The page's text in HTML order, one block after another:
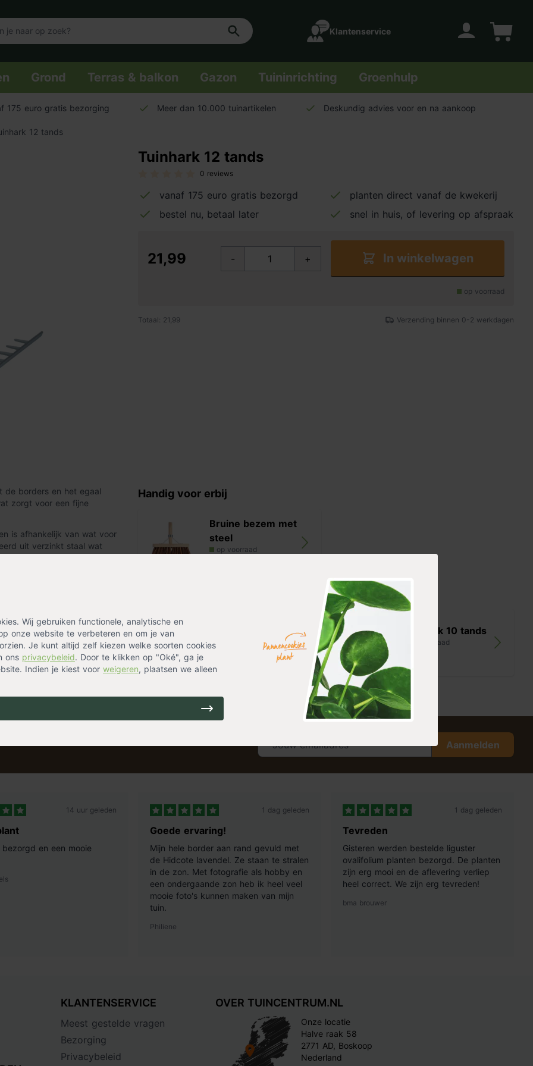
Klantenservice
Grond Terras & balkon Gazon Tuininrichting Groenhulp
Wij gebruiken functionele, analytische en
onze website te verbeteren en om je van
Je kunt altijd zelf kiezen welke soorten cookies
ons privacybeleid. Door te klikken op "Oké", ga je
Indien je kiest voor weigeren, plaatsen we alleen
175 euro gratis bezorging Meer dan 10.000 tuinartikelen Deskundig advies voor en na aankoop
12 tands
Tuinhark 12 tands
0 reviews
vanaf 175 euro gratis bezorgd
planten direct vanaf de kwekerij
bestel nu, betaal later
snel in huis, of levering op afspraak
21,99 - + In winkelwagen
op voorraad
Totaal: 21,99 Verzending binnen 0-2 werkdagen
de borders en het egaal
zorgt voor een fijne
is afhankelijk van wat voor
uit verzinkt staal wat
Handig voor erbij
Bruine bezem met
steel
op voorraad
Tuinhark 10 tands
op voorraad
Laat je emailadres achter en ontvang eenmalig
Aanmelden
14 uur geleden
bezorgd en een mooie
1 dag geleden
Goede ervaring!
Mijn hele border aan rand gevuld met
de Hidcote lavendel. Ze staan te stralen
in de zon. Met fotografie als hobby en
een ondergaande zon heb ik heel veel
mooie foto's kunnen maken van mijn
tuin.
Philiene
1 dag geleden
Tevreden
Gisteren werden bestelde liguster
ovalifolium planten bezorgd. De planten
zijn erg mooi en de aflevering verliep
heel correct. We zijn erg tevreden!
bma brouwer
KLANTENSERVICE
Meest gestelde vragen
Bezorging
Privacybeleid
OVER TUINCENTRUM.NL
Onze locatie
Halve raak 58
2771 AD, Boskoop
Nederland